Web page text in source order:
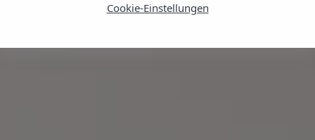
Cookie-Einstellungen